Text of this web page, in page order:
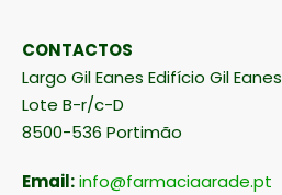
CONTACTOS
Largo Gil Eanes Edifício Gil Eanes
Lote B-r/c-D
8500-536 Portimão
Email:info@farmaciaarade.pt